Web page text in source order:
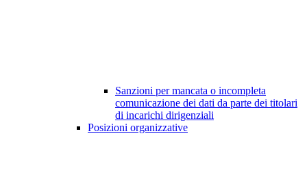
Sanzioni per mancata o incompleta
comunicazione dei dati da parte dei titolari
di incarichi dirigenziali
Posizioni organizzative